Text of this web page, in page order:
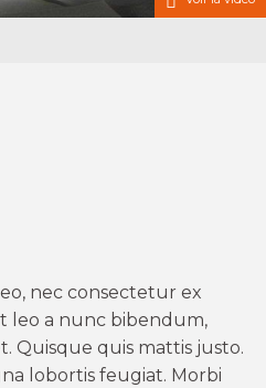
aux favoris
nec consectetur ex
leo a nunc bibendum,
Quisque quis mattis justo.
lobortis feugiat. Morbi